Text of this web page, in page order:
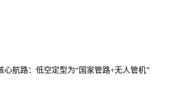
航路：低空定型为“国家管路+无人管机”